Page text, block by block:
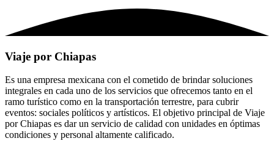
Viaje por Chiapas
Es una empresa mexicana con el cometido de brindar soluciones
integrales en cada uno de los servicios que ofrecemos tanto en el
ramo turístico como en la transportación terrestre, para cubrir
eventos: sociales políticos y artísticos. El objetivo principal de Viaje
por Chiapas es dar un servicio de calidad con unidades en óptimas
condiciones y personal altamente calificado.